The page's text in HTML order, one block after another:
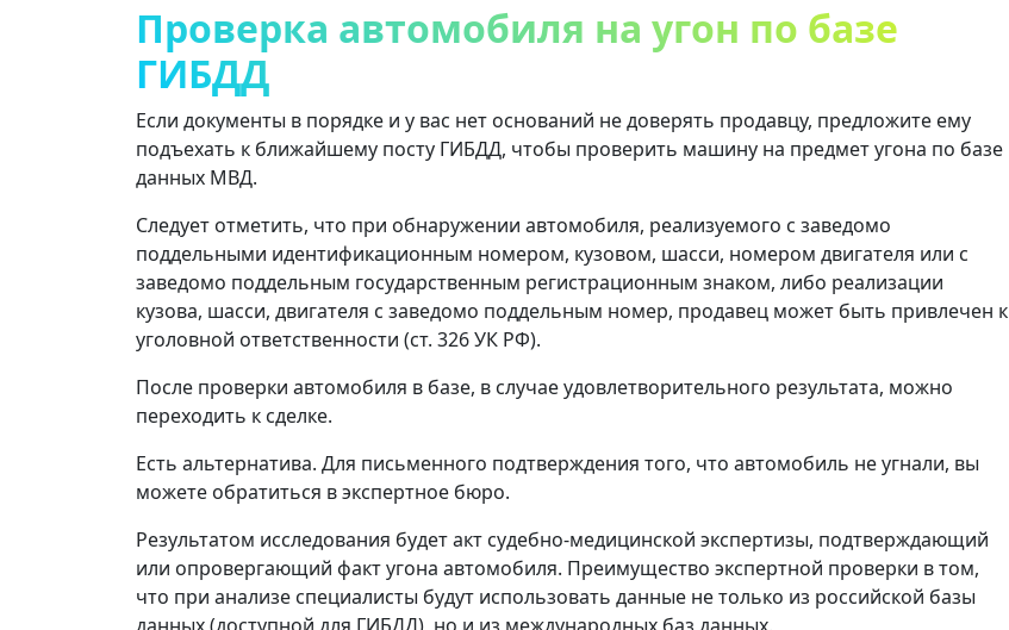
Проверка автомобиля на угон по базе
ГИБДД
Если документы в порядке и у вас нет оснований не доверять продавцу, предложите ему
подъехать к ближайшему посту ГИБДД, чтобы проверить машину на предмет угона по базе
данных МВД.
Следует отметить, что при обнаружении автомобиля, реализуемого с заведомо
поддельными идентификационным номером, кузовом, шасси, номером двигателя или с
заведомо поддельным государственным регистрационным знаком, либо реализации
кузова, шасси, двигателя с заведомо поддельным номер, продавец может быть привлечен к
уголовной ответственности (ст. 326 УК РФ).
После проверки автомобиля в базе, в случае удовлетворительного результата, можно
переходить к сделке.
Есть альтернатива. Для письменного подтверждения того, что автомобиль не угнали, вы
можете обратиться в экспертное бюро.
Результатом исследования будет акт судебно-медицинской экспертизы, подтверждающий
или опровергающий факт угона автомобиля. Преимущество экспертной проверки в том,
что при анализе специалисты будут использовать данные не только из российской базы